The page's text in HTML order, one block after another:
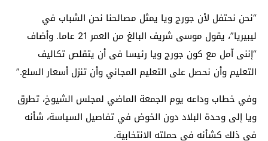
“نحن نحتفل لأن جورج ويا يمثل مصالحنا نحن الشباب في
ليبيريا”، يقول موسى شريف البالغ من العمر 21 عاما. وأضاف
“إننى آمل مع كون جورج ويا رئيسا فى أن يتقلص تكاليف
التعليم وأن نحصل على التعليم المجاني وأن تنزل أسعار السلع.”
وفي خطاب وداعه يوم الجمعة الماضي لمجلس الشيوخ، تطرق
ويا إلى وحدة البلاد دون الخوض في تفاصيل السياسة، شأنه
في ذلك كشأنه في حملته الانتخابية.